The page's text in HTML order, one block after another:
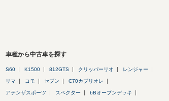
車種から中古車を探す
S60 K1500 812GTS クリッパーリオ レンジャー
リマ コモ セブン C70カブリオレ
アテンザスポーツ スペクター bBオープンデッキ